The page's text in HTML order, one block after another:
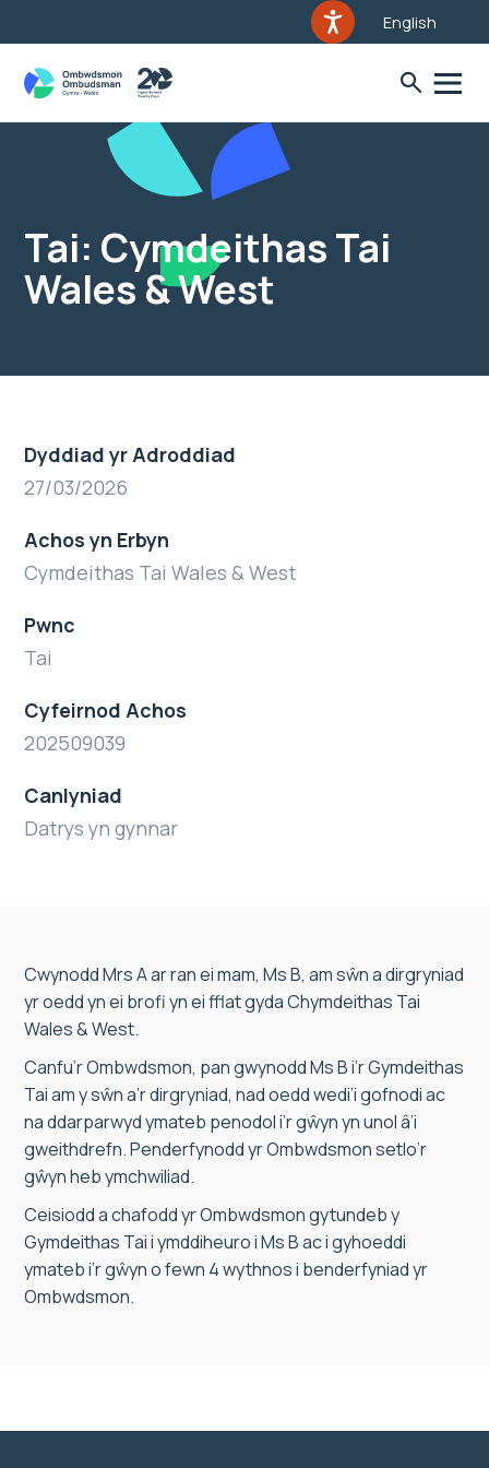
English
Tai: Cymdeithas Tai
Wales & West
Dyddiad yr Adroddiad
27/03/2026
Achos yn Erbyn
Cymdeithas Tai Wales & West
Pwnc
Tai
Cyfeirnod Achos
202509039
Canlyniad
Datrys yn gynnar
Cwynodd Mrs A ar ran ei mam, Ms B, am sŵn a dirgryniad
yr oedd yn ei brofi yn ei fflat gyda Chymdeithas Tai
Wales & West.
Canfu’r Ombwdsmon, pan gwynodd Ms B i’r Gymdeithas
Tai am y sŵn a’r dirgryniad, nad oedd wedi’i gofnodi ac
na ddarparwyd ymateb penodol i’r gŵyn yn unol â’i
gweithdrefn. Penderfynodd yr Ombwdsmon setlo’r
gŵyn heb ymchwiliad.
Ceisiodd a chafodd yr Ombwdsmon gytundeb y
Gymdeithas Tai i ymddiheuro i Ms B ac i gyhoeddi
ymateb i’r gŵyn o fewn 4 wythnos i benderfyniad yr
Ombwdsmon.